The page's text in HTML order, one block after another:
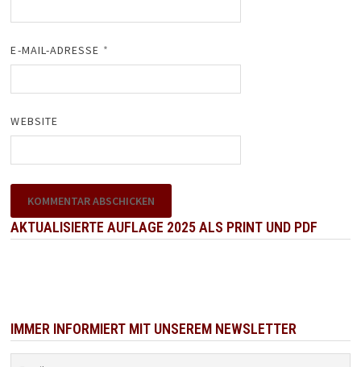
E-MAIL-ADRESSE *
WEBSITE
AKTUALISIERTE AUFLAGE 2025 ALS PRINT UND PDF
IMMER INFORMIERT MIT UNSEREM NEWSLETTER